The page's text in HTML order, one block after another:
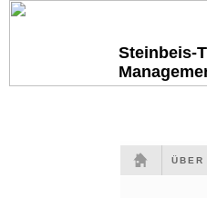
Steinbeis-
ÜBER